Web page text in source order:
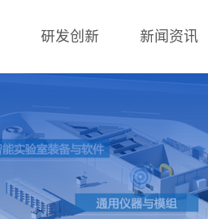
研发创新 新闻资讯